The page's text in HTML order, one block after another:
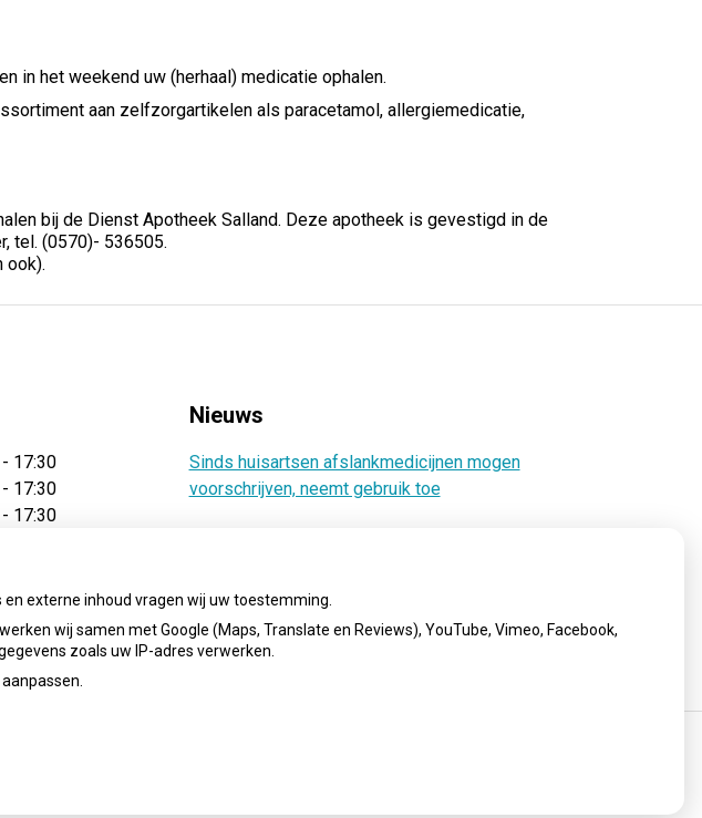
in het weekend uw (herhaal) medicatie ophalen.
aan zelfzorgartikelen als paracetamol, allergiemedicatie,
bij de Dienst Apotheek Salland. Deze apotheek is gevestigd in de
tel. (0570)- 536505.
ook).
17:30
17:30
17:30
Nieuws
Sinds huisartsen afslankmedicijnen mogen
voorschrijven, neemt gebruik toe
externe inhoud vragen wij uw toestemming.
wij samen met Google (Maps, Translate en Reviews), YouTube, Vimeo, Facebook,
zoals uw IP-adres verwerken.